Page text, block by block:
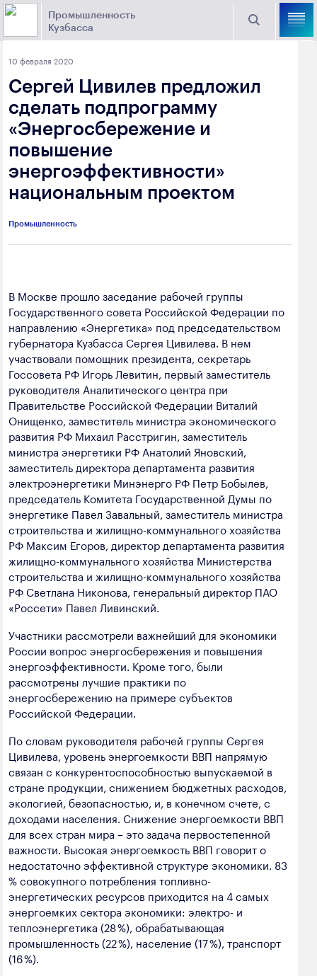
Промышленность
Кузбасса
Поиск
Торговая площадка Кузбасса
Выберите отрасль
Угольная промышленность
Горно-металлургическая промышленность
Химическая промышленность
Электроэнергетика
Добыча общераспространенных
полезных ископаемых
Лёгкая промышленность
Лесная промышленность
Пищевая промышленность
Предприятия
Новости
промышленности
650000, г. Кемерово, пр. Советский, 63
dprom@ako.ru
Создание сайта — Мэйк
10 февраля 2020
Сергей Цивилев предложил
сделать подпрограмму
«Энергосбережение и
повышение
энергоэффективности»
национальным проектом
Промышленность
В Москве прошло заседание рабочей группы
Государственного совета Российской Федерации по
направлению «Энергетика» под председательством
губернатора Кузбасса Сергея Цивилева. В нем
участвовали помощник президента, секретарь
Госсовета РФ Игорь Левитин, первый заместитель
руководителя Аналитического центра при
Правительстве Российской Федерации Виталий
Онищенко, заместитель министра экономического
развития РФ Михаил Расстригин, заместитель
министра энергетики РФ Анатолий Яновский,
заместитель директора департамента развития
электроэнергетики Минэнерго РФ Петр Бобылев,
председатель Комитета Государственной Думы по
энергетике Павел Завальный, заместитель министра
строительства и жилищно-коммунального хозяйства
РФ Максим Егоров, директор департамента развития
жилищно-коммунального хозяйства Министерства
строительства и жилищно-коммунального хозяйства
РФ Светлана Никонова, генеральный директор ПАО
«Россети» Павел Ливинский.
Участники рассмотрели важнейший для экономики
России вопрос энергосбережения и повышения
энергоэффективности. Кроме того, были
рассмотрены лучшие практики по
энергосбережению на примере субъектов
Российской Федерации.
По словам руководителя рабочей группы Сергея
Цивилева, уровень энергоемкости ВВП напрямую
связан с конкурентоспособностью выпускаемой в
стране продукции, снижением бюджетных расходов,
экологией, безопасностью, и, в конечном счете, с
доходами населения. Снижение энергоемкости ВВП
для всех стран мира – это задача первостепенной
важности. Высокая энергоемкость ВВП говорит о
недостаточно эффективной структуре экономики. 83
% совокупного потребления топливно-
энергетических ресурсов приходится на 4 самых
энергоемких сектора экономики: электро- и
теплоэнергетика (28 %), обрабатывающая
промышленность (22 %), население (17 %), транспорт
(16 %).